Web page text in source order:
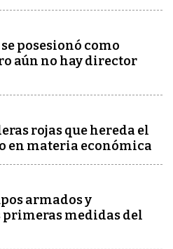
posesionó como
aún no hay director
rojas que hereda el
en materia económica
armados y
primeras medidas del